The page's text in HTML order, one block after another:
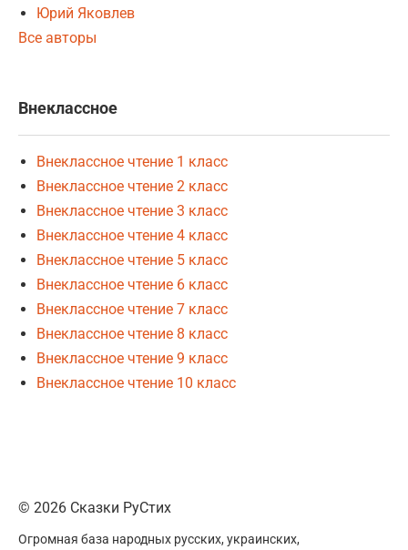
Юрий Яковлев
Все авторы
Внеклассное
Внеклассное чтение 1 класс
Внеклассное чтение 2 класс
Внеклассное чтение 3 класс
Внеклассное чтение 4 класс
Внеклассное чтение 5 класс
Внеклассное чтение 6 класс
Внеклассное чтение 7 класс
Внеклассное чтение 8 класс
Внеклассное чтение 9 класс
Внеклассное чтение 10 класс
© 2026 Сказки РуСтих
Огромная база народных русских, украинских,